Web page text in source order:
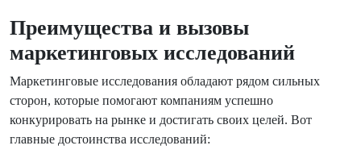
Преимущества и вызовы
маркетинговых исследований
Маркетинговые исследования обладают рядом сильных
сторон, которые помогают компаниям успешно
конкурировать на рынке и достигать своих целей. Вот
главные достоинства исследований: